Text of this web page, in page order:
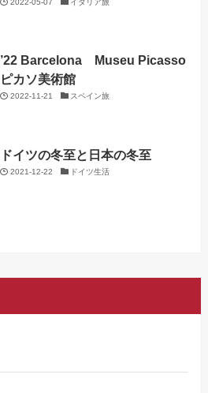
2022-05-07 イタリア旅
’22 Barcelona Museu Picasso
ピカソ美術館
2022-11-21 スペイン旅
ドイツの冬至と日本の冬至
2021-12-22 ドイツ生活